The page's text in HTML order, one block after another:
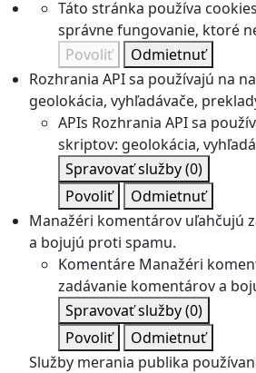
Táto stránka používa
správne fungovanie, ktoré
Povoliť
Odmietnuť
Rozhrania API sa používajú na
geolokácia, vyhľadávače,
APIs Rozhrania API sa
skriptov: geolokácia,
Spravovať služby(0)
Povoliť
Odmietnuť
Manažéri komentárov uľahčujú
a bojujú proti spamu.
Komentáre Manažéri
zadávanie komentárov a
Spravovať služby(0)
Povoliť
Odmietnuť
Služby merania publika